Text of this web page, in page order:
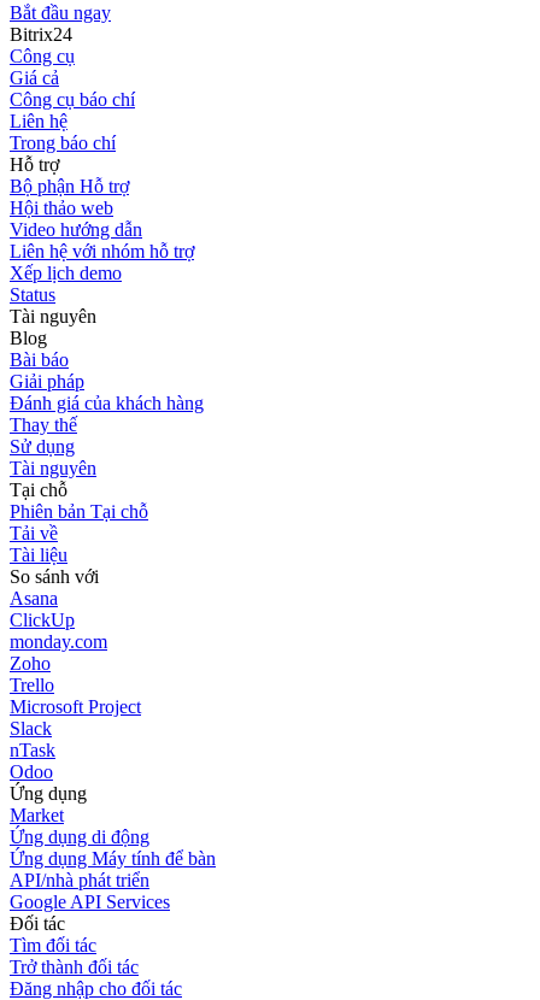
Bắt đầu ngay
Bitrix24
Công cụ
Giá cả
Công cụ báo chí
Liên hệ
Trong báo chí
Hỗ trợ
Bộ phận Hỗ trợ
Hội thảo web
Video hướng dẫn
Liên hệ với nhóm hỗ trợ
Xếp lịch demo
Status
Tài nguyên
Blog
Bài báo
Giải pháp
Đánh giá của khách hàng
Thay thế
Sử dụng
Tài nguyên
Tại chỗ
Phiên bản Tại chỗ
Tải về
Tài liệu
So sánh với
Asana
ClickUp
monday.com
Zoho
Trello
Microsoft Project
Slack
nTask
Odoo
Ứng dụng
Market
Ứng dụng di động
Ứng dụng Máy tính để bàn
API/nhà phát triển
Google API Services
Đối tác
Tìm đối tác
Trở thành đối tác
Đăng nhập cho đối tác